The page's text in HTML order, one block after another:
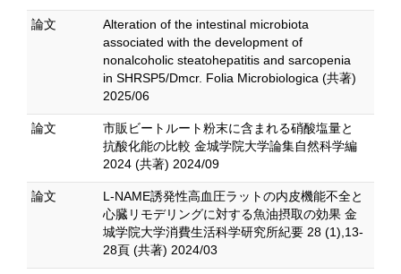
論文
Alteration of the intestinal microbiota
associated with the development of
nonalcoholic steatohepatitis and sarcopenia
in SHRSP5/Dmcr. Folia Microbiologica (共著)
2025/06
論文
市販ビートルート粉末に含まれる硝酸塩量と
抗酸化能の比較 金城学院大学論集自然科学編
2024 (共著) 2024/09
論文
L-NAME誘発性高血圧ラットの内皮機能不全と
心臓リモデリングに対する魚油摂取の効果 金
城学院大学消費生活科学研究所紀要 28 (1),13-
28頁 (共著) 2024/03